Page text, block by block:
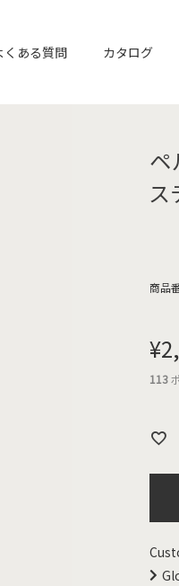
くある質問 カタログ
ペ
ス
商品
¥
113